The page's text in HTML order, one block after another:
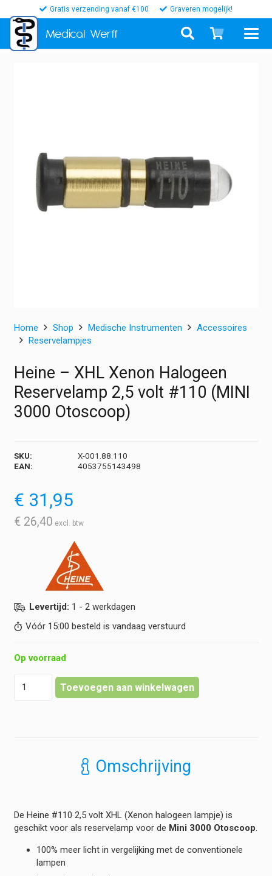
Gratis verzending vanaf €100 Graveren mogelijk!
Medical Werff
Home Shop Medische Instrumenten
Accessoires
Reservelampjes
Heine – XHL Xenon Halogeen
Reservelamp 2,5 volt #110 (MINI
3000 Otoscoop)
SKU:
X-001.88.110
EAN:
4053755143498
€ 31,95
€ 26,40
Levertijd: 1 - 2 werkdagen
Vóór 15:00 besteld is vandaag verstuurd
Op voorraad
Otoscoop)
hoeveelheid
Toevoegen aan winkelwagen
Omschrijving
De Heine #110 2,5 volt XHL (Xenon halogeen lampje) is
geschikt voor als reservelamp voor de Mini 3000 Otoscoop.
100% meer licht in vergelijking met de conventionele
lampen